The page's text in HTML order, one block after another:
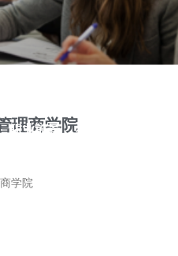
理商学院
学院
职业前景
社群文化